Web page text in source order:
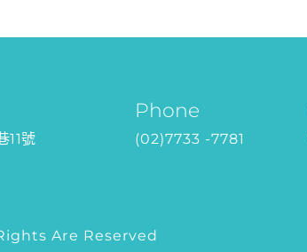
11號
Phone
(02)7733 -7781
Are Reserved